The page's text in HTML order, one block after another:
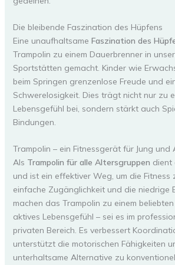
Die bleibende Faszination des Hüpfens
Eine unaufhaltsame Faszination des
Trampolin zu einem Dauerbrenner in
Sportstätten gemacht. Kinder wie
beim Springen grenzenlose Freude und
Schwerelosigkeit. Dies trägt nicht nur zu
Lebensgefühl bei, sondern stärkt auch
Bindungen.
Trampolin – ein Fitnessgerät für Jung und
Als Trampolin für alle Altersgruppen dient
und ist ein effektiver Weg, um die Fitness
einfache Zugänglichkeit und die niedrige
machen das Trampolin zu einem
aktives Lebensgefühl – sei es im
privaten Bereich. Es verbessert
unterstützt die motorischen Fähigkeiten
unterhaltsame Alternative zu